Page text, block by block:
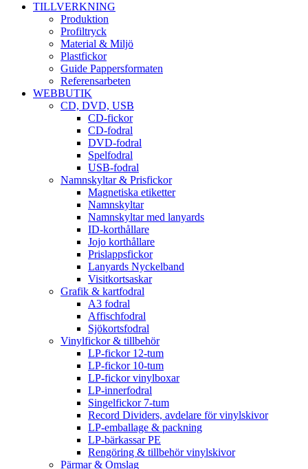
TILLVERKNING
Produktion
Profiltryck
Material & Miljö
Plastfickor
Guide Pappersformaten
Referensarbeten
WEBBUTIK
CD, DVD, USB
CD-fickor
CD-fodral
DVD-fodral
Spelfodral
USB-fodral
Namnskyltar & Prisfickor
Magnetiska etiketter
Namnskyltar
Namnskyltar med lanyards
ID-korthållare
Jojo korthållare
Prislappsfickor
Lanyards Nyckelband
Visitkortsaskar
Grafik & kartfodral
A3 fodral
Affischfodral
Sjökortsfodral
Vinylfickor & tillbehör
LP-fickor 12-tum
LP-fickor 10-tum
LP-fickor vinylboxar
LP-innerfodral
Singelfickor 7-tum
Record Dividers, avdelare för vinylskivor
LP-emballage & packning
LP-bärkassar PE
Rengöring & tillbehör vinylskivor
Pärmar & Omslag